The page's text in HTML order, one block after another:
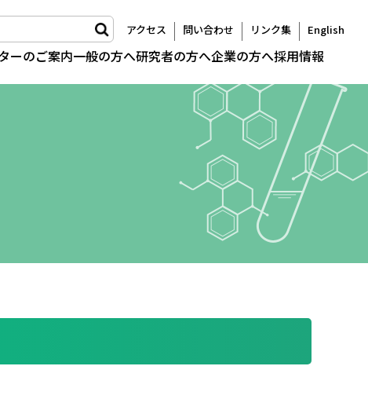
アクセス 問い合わせ リンク集 English
ーのご案内一般の方へ研究者の方へ企業の方へ採用情報